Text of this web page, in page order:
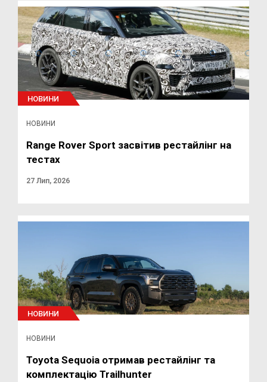
НОВИНИ
НОВИНИ
Range Rover Sport засвітив рестайлінг на
тестах
27 Лип, 2026
НОВИНИ
НОВИНИ
Toyota Sequoia отримав рестайлінг та
комплектацію Trailhunter